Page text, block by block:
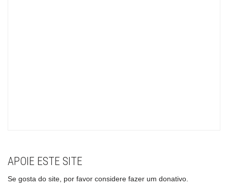
APOIE ESTE SITE
Se gosta do site, por favor considere fazer um donativo.